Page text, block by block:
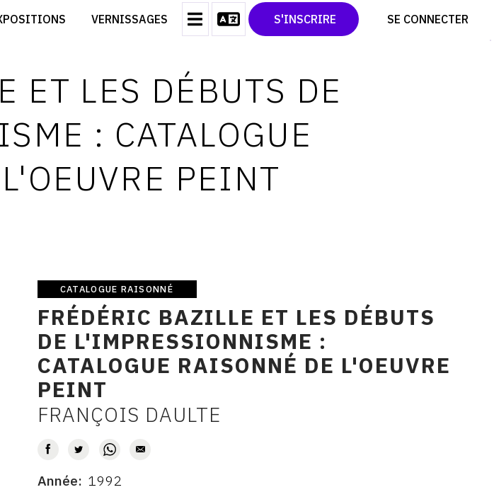
VERNISSAGES S'INSCRIRE SE CONNECTER
D'EXPO
CONTACT
CGU
TWITTER
PINTEREST
ET LES DÉBUTS DE
: CATALOGUE
PEINT
Catalogue
raisonné
CATALOGUE RAISONNÉ
FRÉDÉRIC BAZILLE ET LES DÉBUTS
DE L'IMPRESSIONNISME :
CATALOGUE RAISONNÉ DE L'OEUVRE
PEINT
AUTEUR
FRANÇOIS DAULTE
DATE
Année 1992